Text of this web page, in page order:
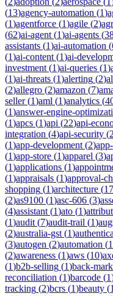
(13)agency-automation (1)
(1)agentforce (1)agile (2)
(62)ai-agent (1)ai-agents (
assistants (1)ai-automation (
(1)ai-content (1)ai-
investment (1)ai-queries (1)
(1)ai-threats (1)alerting (2)
(2)allegro (2)amazon (7)
seller(1)aml (1)analytics (
(1)answer-engine-
(1)apcs (1)api (22)api-
integration (4)api-security (2
(1)app-development (2)
(1)app-store (1)apparel (3)
(1)applications (1)
(1)appraisals (1)approval-
shopping (1)architecture (17
(2)as9100 (1)asc-606 (3)
(4)assistant (1)ato (1)
(1)audit (7)audit-trail (1)
(2)australia-gst (1)
(3)autogen (2)automation (
(2)awareness (1)aws (10)
(1)b2b-selling (1)back-
reconciliation (1)barcode (1
tracking (2)bcrs (1)beauty (1